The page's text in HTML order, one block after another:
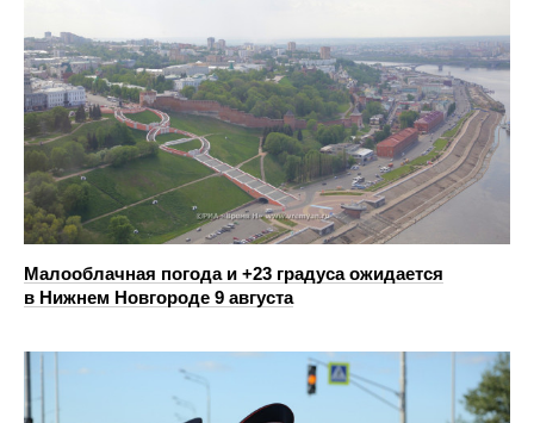
Малооблачная погода и +23 градуса ожидается
в Нижнем Новгороде 9 августа